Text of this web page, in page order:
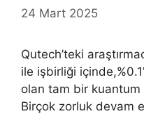
24 Mart 2025
Qutech’teki
ile işbirliği
olan tam bir kuantum
Birçok zorluk devam